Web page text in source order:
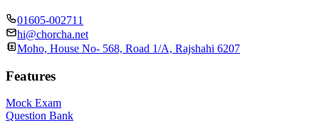
01605-002711
hi@chorcha.net
Moho, House No- 568, Road 1/A, Rajshahi 6207
Features
Mock Exam
Question Bank